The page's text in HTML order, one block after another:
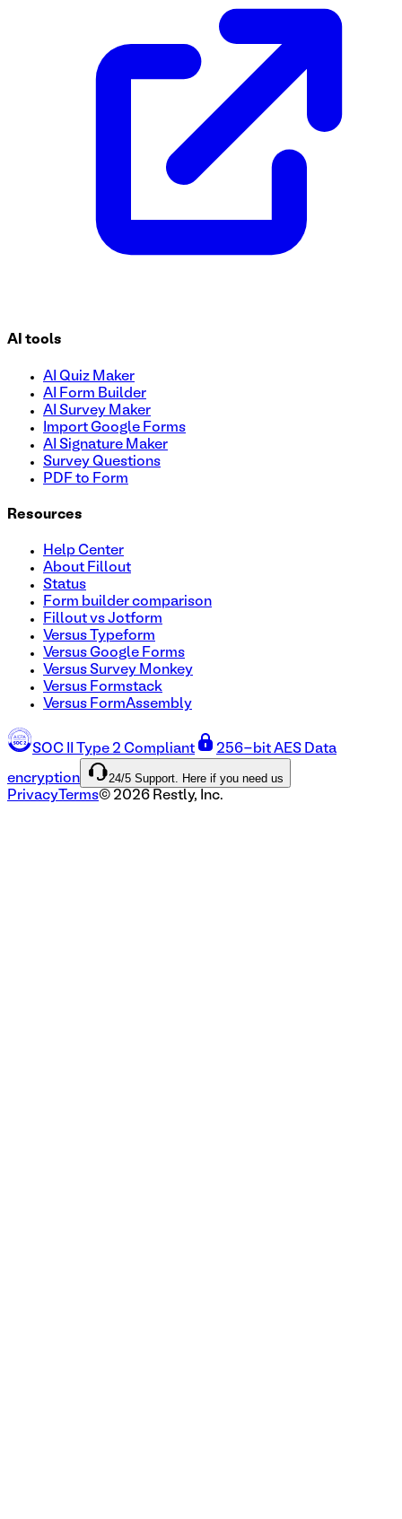
Créez un formulaire d'inscription simple et efficace pour
facilement des informations sur les artistes, leurs
rationaliser votre processus d'inscription à des spectacles
AI tools
AI Quiz Maker
AI Form Builder
AI Survey Maker
Import Google Forms
AI Signature Maker
Survey Questions
PDF to Form
Resources
Help Center
About Fillout
Status
Form builder comparison
Fillout vs Jotform
Versus Typeform
Versus Google Forms
Versus Survey Monkey
Versus Formstack
Versus FormAssembly
SOC II Type 2 Compliant 256-bit AES Data
encryption 24/5 Support. Here if you need us
Privacy Terms© 2026 Restly, Inc.